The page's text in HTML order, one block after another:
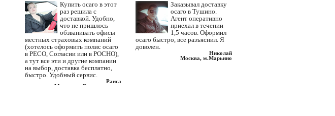
Купить осаго в этот
раз решила с
доставкой. Удобно,
что не пришлось
обзванивать офисы
местных страховых компаний
(хотелось оформить полис осаго
в РЕСО, Согласии или в РОСНО),
а тут все эти и другие компании
на выбор, доставка бесплатно,
быстро. Удобный сервис.
Раиса
Москва, м.Братиславская
Заказывал доставку
осаго в Тушино.
Агент оперативно
приехал в течении
1,5 часов. Оформил
осаго быстро, все разъяснил. Я
доволен.
Николай
Москва, м.Марьино